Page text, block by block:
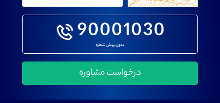
90001030
بدون پیش شماره